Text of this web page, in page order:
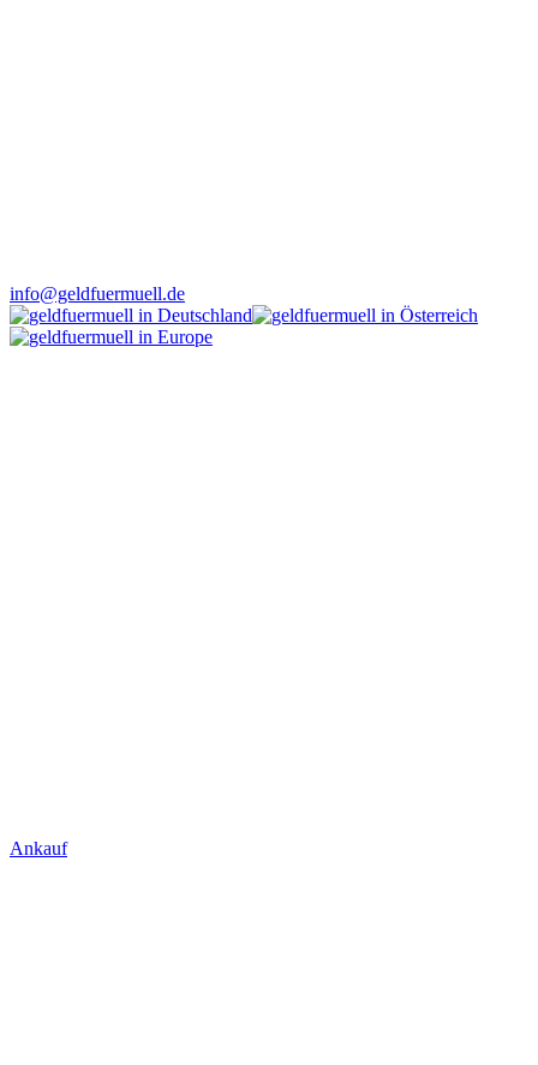
info@geldfuermuell.de
Ankauf